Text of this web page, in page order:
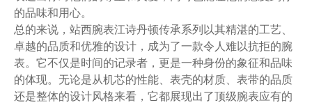
的品味和用心。
总的来说，站西腕表江诗丹顿传承系列以其精湛的工艺、
卓越的品质和优雅的设计，成为了一款令人难以抗拒的腕
表。它不仅是时间的记录者，更是一种身份的象征和品味
的体现。无论是从机芯的性能、表壳的材质、表带的品质
还是整体的设计风格来看，它都展现出了顶级腕表应有的